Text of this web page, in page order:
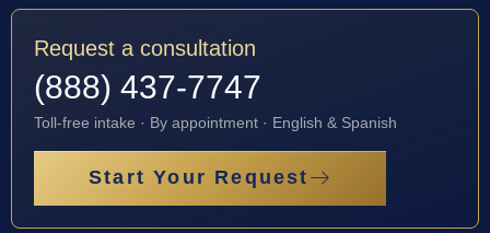
Request a consultation
(888) 437-7747
Toll-free intake · By appointment · English & Spanish
Start Your Request